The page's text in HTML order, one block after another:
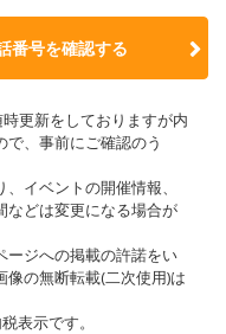
番号を確認する
更新をしておりますが内
、事前にご確認のう
イベントの開催情報、
などは変更になる場合が
ジへの掲載の許諾をい
の無断転載(二次使用)は
表示です。